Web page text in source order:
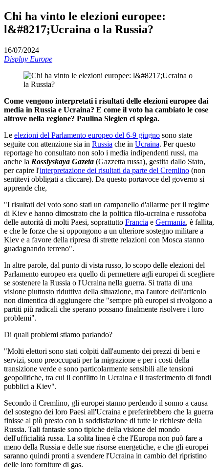
Chi ha vinto le elezioni europee:
l&#8217;Ucraina o la Russia?
16/07/2024
Display Europe
Come vengono interpretati i risultati delle elezioni europee dai
media in Russia e Ucraina? E come il voto ha cambiato le cose
altrove nella regione? Paulina Siegien ci spiega.
Le elezioni del Parlamento europeo del 6-9 giugno sono state
seguite con attenzione sia in Russia che in Ucraina. Per questo
reportage ho consultato non solo i media indipendenti russi, ma
anche la Rossiyskaya Gazeta (Gazzetta russa), gestita dallo Stato,
per capire l'interpretazione dei risultati da parte del Cremlino (non
sentitevi obbligati a cliccare). Da questo portavoce del governo si
apprende che,
"I risultati del voto sono stati un campanello d'allarme per il regime
di Kiev e hanno dimostrato che la politica filo-ucraina e russofoba
delle autorità di molti Paesi, soprattutto Francia e Germania, è fallita,
e che le forze che si oppongono a un ulteriore sostegno militare a
Kiev e a favore della ripresa di strette relazioni con Mosca stanno
guadagnando terreno".
In altre parole, dal punto di vista russo, lo scopo delle elezioni del
Parlamento europeo era quello di permettere agli europei di scegliere
se sostenere la Russia o l'Ucraina nella guerra. Si tratta di una
visione piuttosto riduttiva della situazione, ma l'autore dell'articolo
non dimentica di aggiungere che "sempre più europei si rivolgono a
partiti più radicali che sperano possano finalmente risolvere i loro
problemi".
Di quali problemi stiamo parlando?
"Molti elettori sono stati colpiti dall'aumento dei prezzi di beni e
servizi, sono preoccupati per la migrazione e per i costi della
transizione verde e sono particolarmente sensibili alle tensioni
geopolitiche, tra cui il conflitto in Ucraina e il trasferimento di fondi
pubblici a Kiev".
Secondo il Cremlino, gli europei stanno perdendo il sonno a causa
del sostegno dei loro Paesi all'Ucraina e preferirebbero che la guerra
finisse al più presto con la soddisfazione di tutte le richieste della
Russia. Tali fantasie sono tipiche della visione del mondo
dell'ufficialità russa. La solita linea è che l'Europa non può fare a
meno della Russia e delle sue risorse energetiche, e che gli europei
saranno quindi pronti a svendere l'Ucraina in cambio del ripristino
delle loro forniture di gas.